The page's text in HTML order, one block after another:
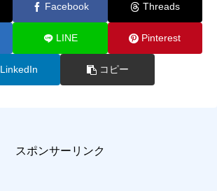
Facebook Threads
LINE Pinterest
LinkedIn コピー
スポンサーリンク